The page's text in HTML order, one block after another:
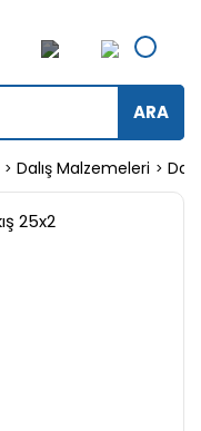
ARA
Dalış Malzemeleri